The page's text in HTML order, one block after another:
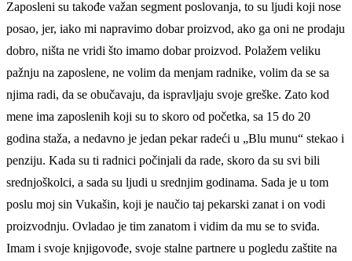
Zaposleni su takođe važan segment poslovanja, to su ljudi koji nose
posao, jer, iako mi napravimo dobar proizvod, ako ga oni ne prodaju
dobro, ništa ne vridi što imamo dobar proizvod. Polažem veliku
pažnju na zaposlene, ne volim da menjam radnike, volim da se sa
njima radi, da se obučavaju, da ispravljaju svoje greške. Zato kod
mene ima zaposlenih koji su to skoro od početka, sa 15 do 20
godina staža, a nedavno je jedan pekar radeći u „Blu munu“ stekao i
penziju. Kada su ti radnici počinjali da rade, skoro da su svi bili
srednjoškolci, a sada su ljudi u srednjim godinama. Sada je u tom
poslu moj sin Vukašin, koji je naučio taj pekarski zanat i on vodi
proizvodnju. Ovladao je tim zanatom i vidim da mu se to sviđa.
Imam i svoje knjigovođe, svoje stalne partnere u pogledu zaštite na